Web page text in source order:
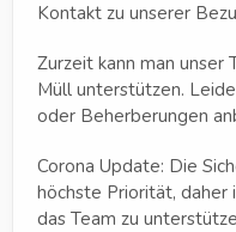
Kontakt zu unserer
Zurzeit kann man unser
Müll unterstützen.
oder Beherberungen
Corona Update: Die
höchste Priorität,
das Team zu